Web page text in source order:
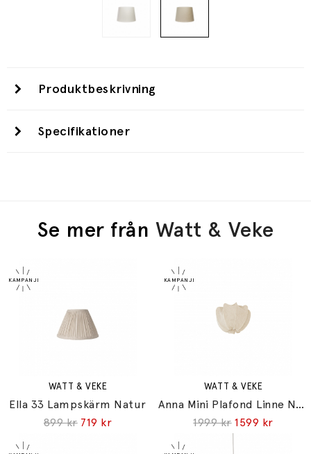
Produktbeskrivning
Specifikationer
Se mer från Watt & Veke
WATT & VEKE
Ella 33 Lampskärm Natur
899 kr 719 kr
WATT & VEKE
Anna Mini Plafond Linne Natur
1999 kr 1599 kr